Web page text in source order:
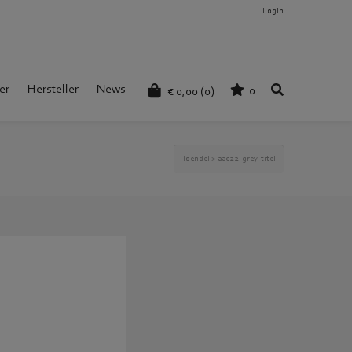
Login
€ 0,00 (0) 0
Hersteller News
Toendel > aac22-grey-titel